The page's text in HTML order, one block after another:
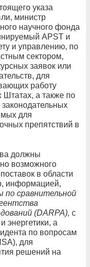
указа
министр
научного фонда
APST и
и управлению, по
сектором,
заявок или
для
работу
а также по
для
препятствий в
должны
возможного
в области
информацией,
по сравнительной
(DARPA), с
энергетики, а
по вопросам
для
решений на